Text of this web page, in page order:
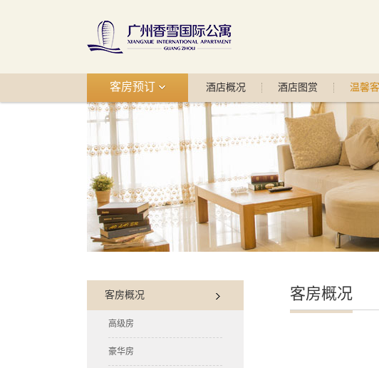
酒店概况 酒店图赏 温馨
客房预订
客房概况
客房概况
高级房
豪华房